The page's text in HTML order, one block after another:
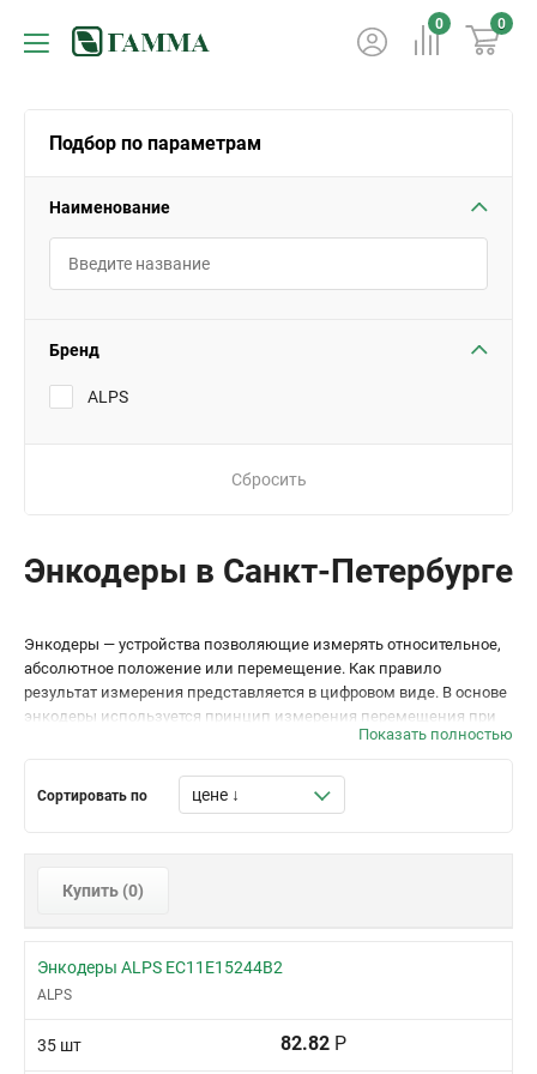
0 0
Подбор по параметрам
Наименование
Бренд
ALPS
Сбросить
Энкодеры в Санкт-Петербурге
Энкодеры — устройства позволяющие измерять относительное,
абсолютное положение или перемещение. Как правило
результат измерения представляется в цифровом виде. В основе
энкодеры используется принцип измерения перемещения при
помощи оптических или магнитных датчиков. Различают
инкрементные, детектирующих относительное изменение,
абсолютные, возвращающие абсолютное значение
прерывания сигнала между передатчиком оптического
с магнитным сенсором, производящие отчеты на основе
Показать полностью
Сортировать по
Купить (0)
Энкодеры ALPS EC11E15244B2
ALPS
35 шт 82.82 Р